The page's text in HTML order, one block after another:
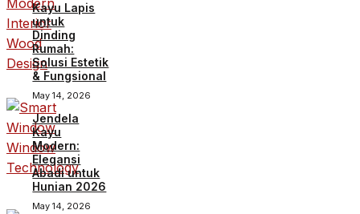
Kayu Lapis
untuk
Dinding
Rumah:
Solusi Estetik
& Fungsional
May 14, 2026
Jendela
Kayu
Modern:
Elegansi
Abadi untuk
Hunian 2026
May 14, 2026